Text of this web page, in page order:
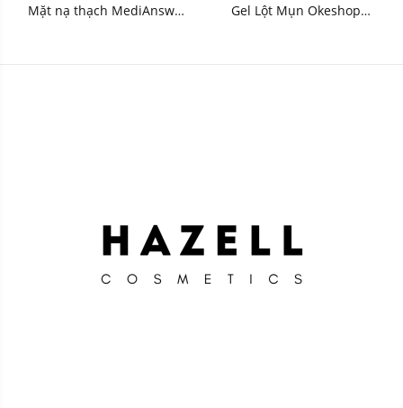
Mặt nạ thạch MediAnswer
Gel Lột Mụn Okeshop